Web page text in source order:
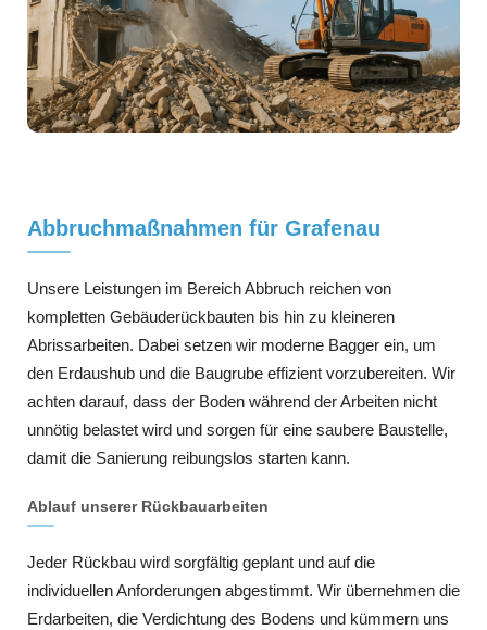
Abbruchmaßnahmen für Grafenau
Unsere Leistungen im Bereich Abbruch reichen von
kompletten Gebäuderückbauten bis hin zu kleineren
Abrissarbeiten. Dabei setzen wir moderne Bagger ein, um
den Erdaushub und die Baugrube effizient vorzubereiten. Wir
achten darauf, dass der Boden während der Arbeiten nicht
unnötig belastet wird und sorgen für eine saubere Baustelle,
damit die Sanierung reibungslos starten kann.
Ablauf unserer Rückbauarbeiten
Jeder Rückbau wird sorgfältig geplant und auf die
individuellen Anforderungen abgestimmt. Wir übernehmen die
Erdarbeiten, die Verdichtung des Bodens und kümmern uns